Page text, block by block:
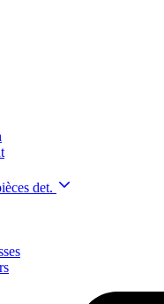
det.